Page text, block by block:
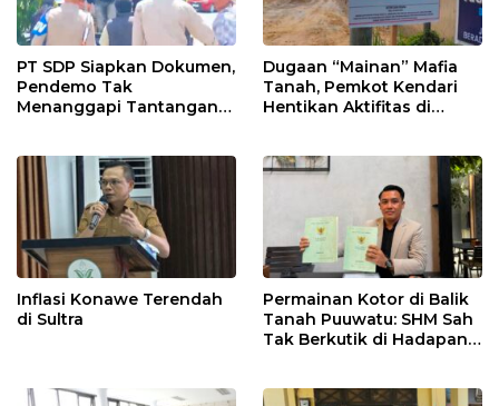
PT SDP Siapkan Dokumen,
Pendemo Tak
Menanggapi Tantangan
Dugaan “Mainan” Mafia
Tanah, Pemkot Kendari
Hentikan Aktifitas di
Inflasi Konawe Terendah
di Sultra
Permainan Kotor di Balik
Tanah Puuwatu: SHM Sah
Tak Berkutik di Hadapan